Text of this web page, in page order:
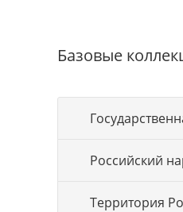
Базовые
Российский
Территория